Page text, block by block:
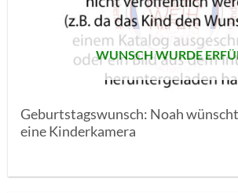
WUNSCH WURDE
Geburtstagswunsch: Noah
eine Kinderkamera